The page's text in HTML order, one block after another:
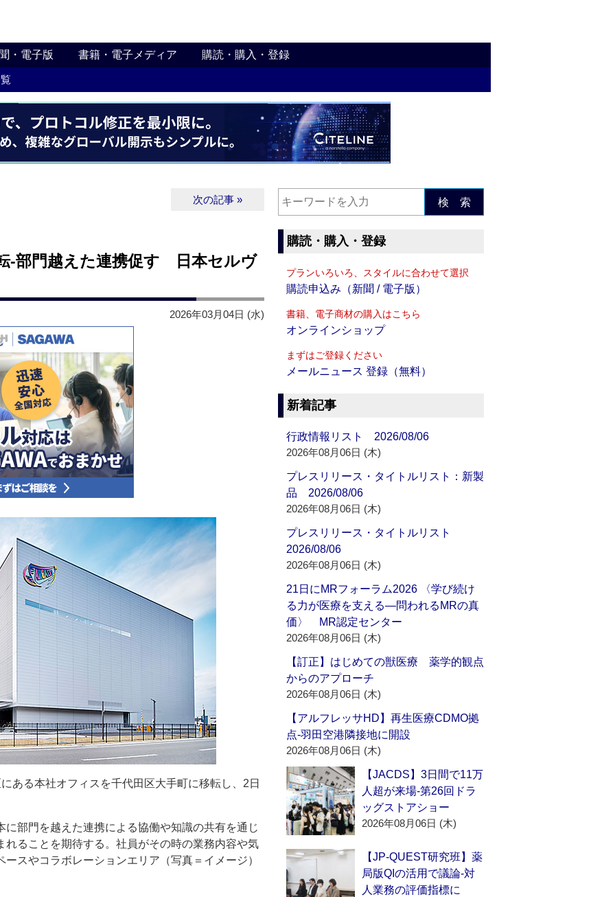
・電子版 書籍・電子メディア 購読・購入・登録
次の記事 »
‐部門越えた連携促す 日本セルヴ
2026年03月04日 (水)
ある本社オフィスを千代田区大手町に移転し、2日
部門を越えた連携による協働や知識の共有を通じ
ることを期待する。社員がその時の業務内容や気
スやコラボレーションエリア（写真＝イメージ）
検 索
購読・購入・登録
プランいろいろ、スタイルに合わせて選択
購読申込み（新聞 / 電子版）
書籍、電子商材の購入はこちら
オンラインショップ
まずはご登録ください
メールニュース 登録（無料）
新着記事
行政情報リスト 2026/08/06
2026年08月06日 (木)
プレスリリース・タイトルリスト：新製
品 2026/08/06
2026年08月06日 (木)
プレスリリース・タイトルリスト
2026/08/06
2026年08月06日 (木)
21日にMRフォーラム2026 〈学び続け
る力が医療を支える―問われるMRの真
価〉 MR認定センター
2026年08月06日 (木)
【訂正】はじめての獣医療 薬学的観点
からのアプローチ
2026年08月06日 (木)
【アルフレッサHD】再生医療CDMO拠
点‐羽田空港隣接地に開設
2026年08月06日 (木)
【JACDS】3日間で11万
人超が来場‐第26回ドラ
ッグストアショー
2026年08月06日 (木)
【JP-QUEST研究班】薬
局版QIの活用で議論‐対
人業務の評価指標に